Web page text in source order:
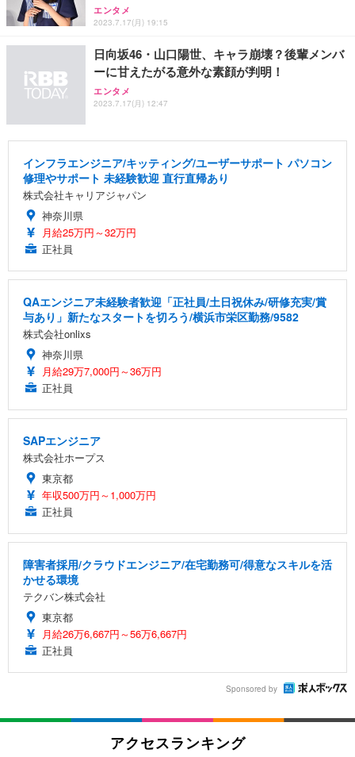
エンタメ
2023.7.17(月) 19:15
日向坂46・山口陽世、キャラ崩壊？後輩メンバ
ーに甘えたがる意外な素顔が判明！
エンタメ
2023.7.17(月) 12:47
インフラエンジニア/キッティング/ユーザーサポート パソコン
修理やサポート 未経験歓迎 直行直帰あり
株式会社キャリアジャパン
神奈川県
月給25万円～32万円
正社員
QAエンジニア未経験者歓迎「正社員/土日祝休み/研修充実/賞
与あり」新たなスタートを切ろう/横浜市栄区勤務/9582
株式会社onlixs
神奈川県
月給29万7,000円～36万円
正社員
SAPエンジニア
株式会社ホープス
東京都
年収500万円～1,000万円
正社員
障害者採用/クラウドエンジニア/在宅勤務可/得意なスキルを活
かせる環境
テクバン株式会社
東京都
月給26万6,667円～56万6,667円
正社員
Sponsored by
アクセスランキング